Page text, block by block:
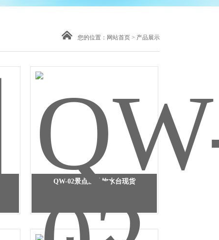
您的位置： 网站首页 > 产品展示
QW-02景点室外饮水台现货